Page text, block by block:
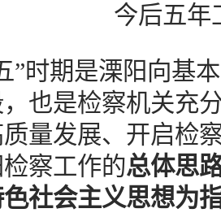
今后五年
期是溧阳向基本
也是检察机关充
量发展、开启检
察工作的总体思
色社会主义思想为